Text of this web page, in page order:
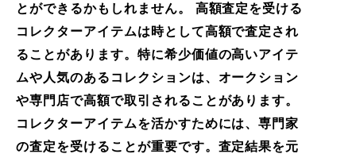
とができるかもしれません。 高額査定を受ける
コレクターアイテムは時として高額で査定され
ることがあります。特に希少価値の高いアイテ
ムや人気のあるコレクションは、オークション
や専門店で高額で取引されることがあります。
コレクターアイテムを活かすためには、専門家
の査定を受けることが重要です。査定結果を元